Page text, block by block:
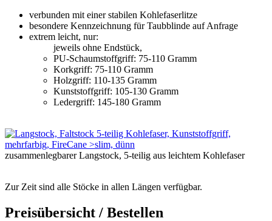
verbunden mit einer stabilen Kohlefaserlitze
besondere Kennzeichnung für Taubblinde auf Anfrage
extrem leicht, nur:
jeweils ohne Endstück,
PU-Schaumstoffgriff: 75-110 Gramm
Korkgriff: 75-110 Gramm
Holzgriff: 110-135 Gramm
Kunststoffgriff: 105-130 Gramm
Ledergriff: 145-180 Gramm
zusammenlegbarer Langstock, 5-teilig aus leichtem Kohlefaser
Zur Zeit sind alle Stöcke in allen Längen verfügbar.
Preisübersicht / Bestellen